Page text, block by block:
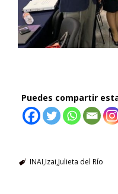
Puedes compartir
INAI Izai Julieta del Río